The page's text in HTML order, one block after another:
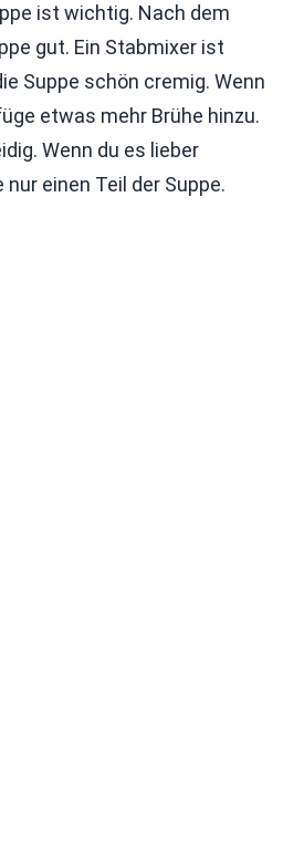
ist wichtig. Nach dem
gut. Ein Stabmixer ist
Suppe schön cremig. Wenn
etwas mehr Brühe hinzu.
Wenn du es lieber
einen Teil der Suppe.